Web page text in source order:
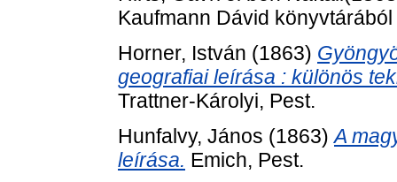
Kaufmann Dávid
Horner, István (1863)
geografiai leírása : különös
Trattner-Károlyi, Pest.
Hunfalvy, János (1863)A
leírása. Emich, Pest.